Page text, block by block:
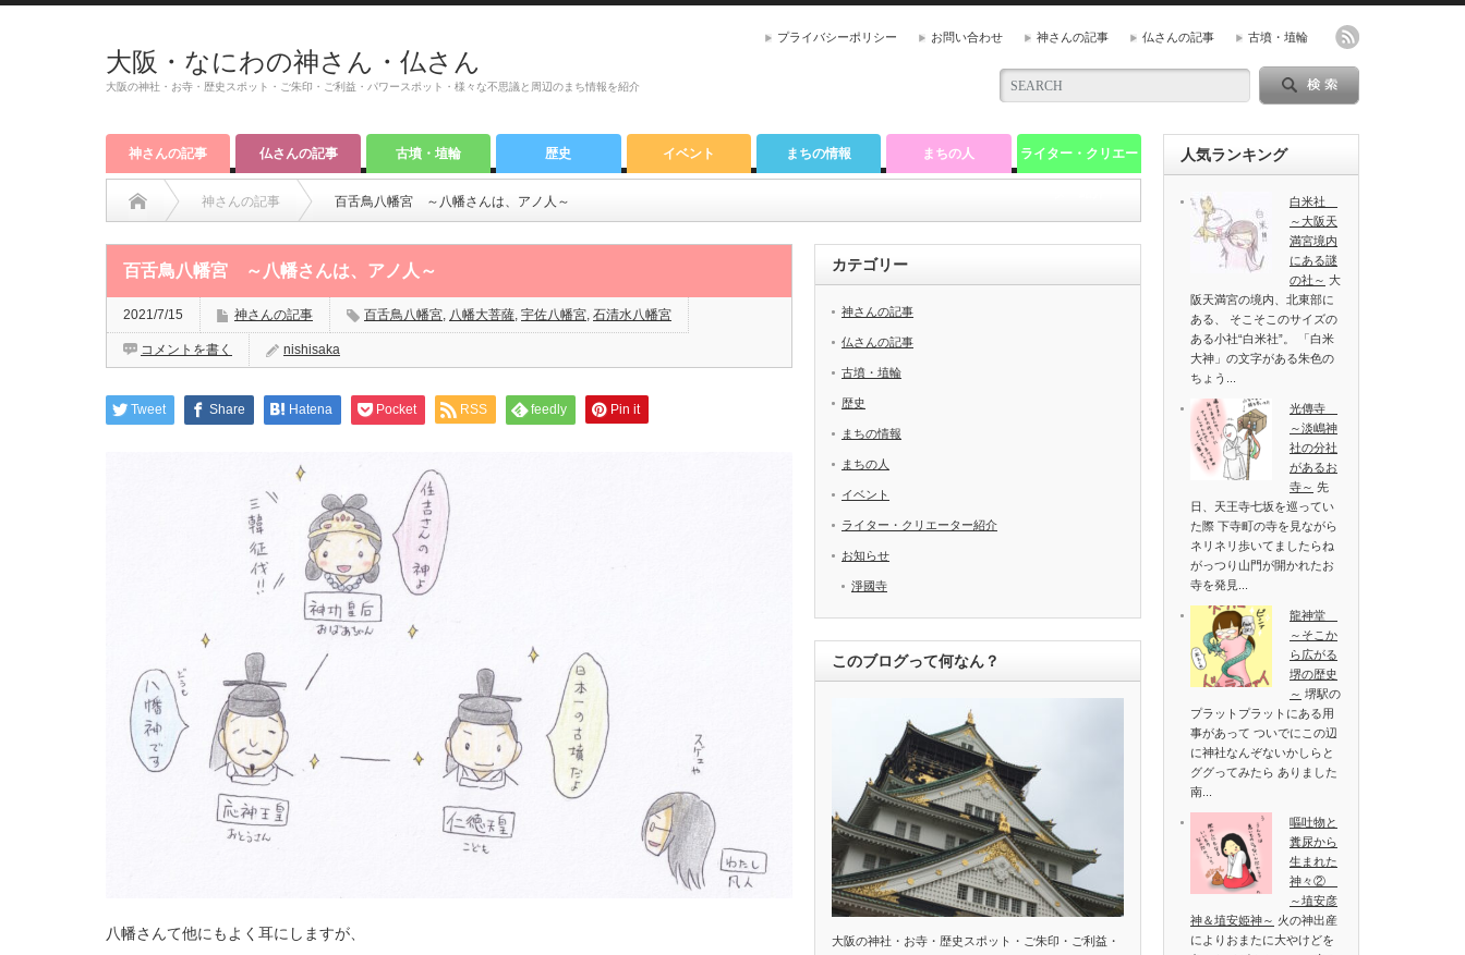
大阪・なにわの神さん・仏さん
大阪の神社・お寺・歴史スポット・ご朱印・ご利益・パワースポット・様々な不思議と周辺のまち情報を紹介
プライバシーポリシー お問い合わせ 神さんの記事 仏さんの記事 古墳・埴輪
神さんの記事 仏さんの記事 古墳・埴輪 歴史 イベント まちの情報 まちの人 ライター・クリエー
神さんの記事 百舌鳥八幡宮 ～八幡さんは、アノ人～
百舌鳥八幡宮 ～八幡さんは、アノ人～
2021/7/15 神さんの記事 百舌鳥八幡宮, 八幡大菩薩, 宇佐八幡宮, 石清水八幡宮
コメントを書く nishisaka
Tweet Share Hatena Pocket RSS feedly Pin it
八幡さんて他にもよく耳にしますが、
カテゴリー
神さんの記事
仏さんの記事
古墳・埴輪
歴史
まちの情報
まちの人
イベント
ライター・クリエーター紹介
お知らせ
淨國寺
このブログって何なん？
大阪の神社・お寺・歴史スポット・ご朱印・ご利益・
人気ランキング
白米社
～大阪天
満宮境内
にある謎
の社～ 大
阪天満宮の境内、北東部に
ある、 そこそこのサイズの
ある小社“白米社”。 「白米
大神」の文字がある朱色の
ちょう...
光傳寺
～淡嶋神
社の分社
があるお
寺～ 先
日、天王寺七坂を巡ってい
た際 下寺町の寺を見ながら
ネリネリ歩いてましたらね
がっつり山門が開かれたお
寺を発見...
龍神堂
～そこか
ら広がる
堺の歴史
～ 堺駅の
プラットプラットにある用
事があって ついでにこの辺
に神社なんぞないかしらと
ググってみたら ありました
南...
嘔吐物と
糞尿から
生まれた
神々②
～埴安彦
神＆埴安姫神～ 火の神出産
によりおまたに大やけどを